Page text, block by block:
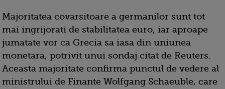
Majoritatea covarsitoare a germanilor sunt tot
mai ingrijorati de stabilitatea euro, iar aproape
jumatate vor ca Grecia sa iasa din uniunea
monetara, potrivit unui sondaj citat de Reuters.
Aceasta majoritate confirma punctul de vedere al
ministrului de Finante Wolfgang Schaeuble, care